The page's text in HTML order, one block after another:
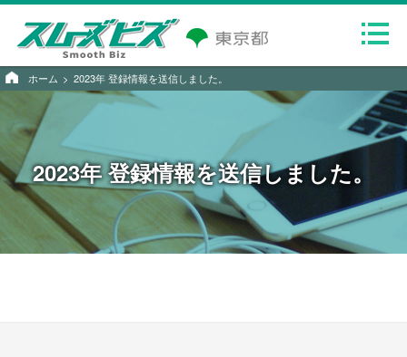
ホーム 2023年 登録情報を送信しました。
2023年 登録情報を送信しました。